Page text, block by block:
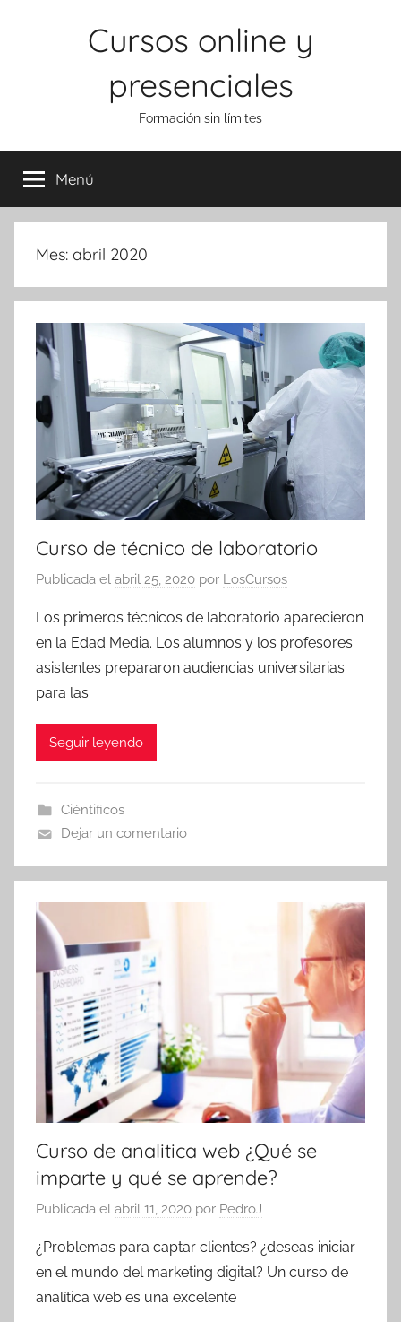
Cursos online y
presenciales
Formación sin límites
Menú
Mes: abril 2020
Curso de técnico de laboratorio
Publicada el abril 25, 2020 por LosCursos
Los primeros técnicos de laboratorio aparecieron
en la Edad Media. Los alumnos y los profesores
asistentes prepararon audiencias universitarias
para las
Seguir leyendo
Ciéntificos
Dejar un comentario
Curso de analitica web ¿Qué se
imparte y qué se aprende?
Publicada el abril 11, 2020 por PedroJ
¿Problemas para captar clientes? ¿deseas iniciar
en el mundo del marketing digital? Un curso de
analítica web es una excelente